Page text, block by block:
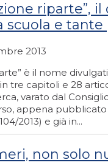
riparte”,
scuola e
2013
è il nome
tre capitoli e 28
varato dal
appena pubblicato
2013) e già in...
non solo